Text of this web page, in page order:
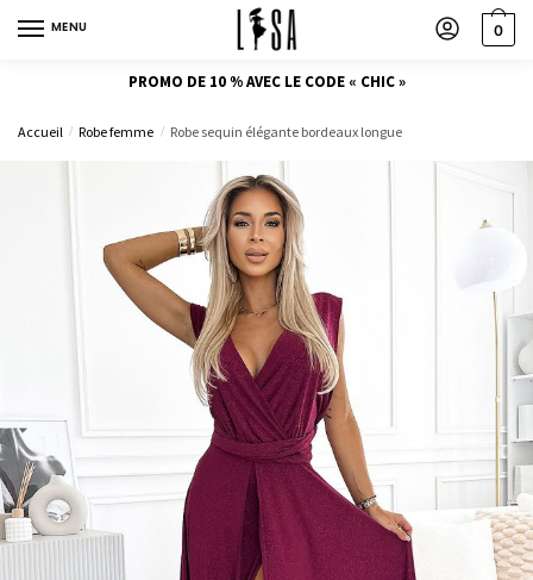
MENU 0
PROMO DE 10 % AVEC LE CODE « CHIC »
Accueil / Robe femme / Robe sequin élégante bordeaux longue